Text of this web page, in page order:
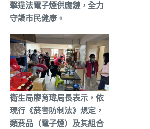
擊違法電子煙供應鏈，全力
守護市民健康。
衛生局廖育瑋局長表示，依
現行《菸害防制法》規定，
類菸品（電子煙）及其組合